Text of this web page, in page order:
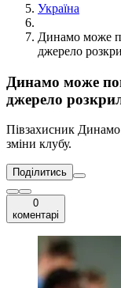
Україна
Динамо може
джерело
Динамо може
джерело
Півзахисник
зміни клубу.
Поділитись
0
коментарі